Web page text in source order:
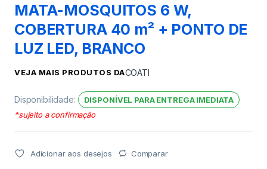
MATA-MOSQUITOS 6 W,
COBERTURA 40 m² + PONTO DE
LUZ LED, BRANCO
VEJA MAIS PRODUTOS DACOATI
Disponibilidade:
DISPONÍVEL PARA ENTREGA IMEDIATA
*sujeito a confirmação
Adicionar aos desejos Comparar